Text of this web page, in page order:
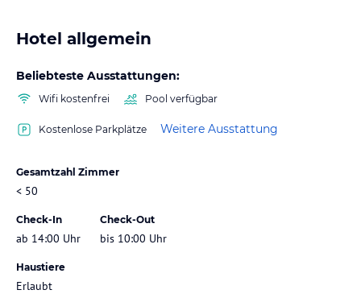
Hotel allgemein
Beliebteste Ausstattungen:
Wifi kostenfrei Pool verfügbar
Kostenlose Parkplätze Weitere Ausstattung
Gesamtzahl Zimmer
< 50
Check-In
ab 14:00 Uhr
Check-Out
bis 10:00 Uhr
Haustiere
Erlaubt